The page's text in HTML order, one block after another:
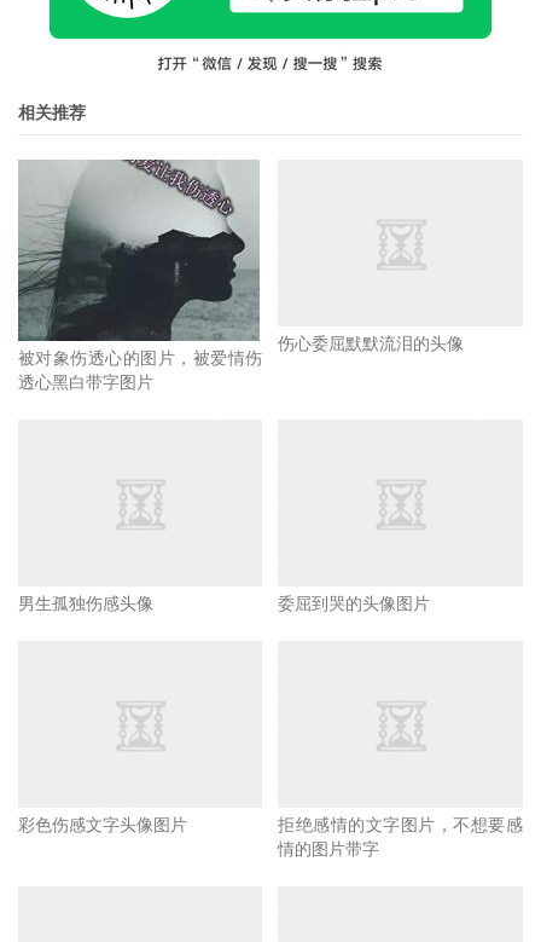
相关推荐
被对象伤透心的图片，被爱情伤
透心黑白带字图片
伤心委屈默默流泪的头像
男生孤独伤感头像 委屈到哭的头像图片
彩色伤感文字头像图片
拒绝感情的文字图片，不想要感
情的图片带字